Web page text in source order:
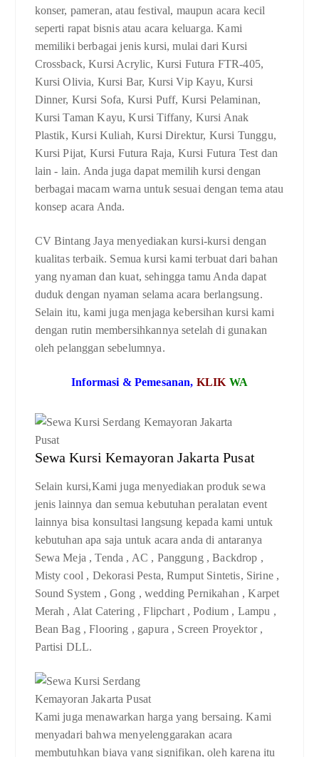
konser, pameran, atau festival, maupun acara kecil
seperti rapat bisnis atau acara keluarga. Kami
memiliki berbagai jenis kursi, mulai dari Kursi
Crossback, Kursi Acrylic, Kursi Futura FTR-405,
Kursi Olivia, Kursi Bar, Kursi Vip Kayu, Kursi
Dinner, Kursi Sofa, Kursi Puff, Kursi Pelaminan,
Kursi Taman Kayu, Kursi Tiffany, Kursi Anak
Plastik, Kursi Kuliah, Kursi Direktur, Kursi Tunggu,
Kursi Pijat, Kursi Futura Raja, Kursi Futura Test dan
lain - lain. Anda juga dapat memilih kursi dengan
berbagai macam warna untuk sesuai dengan tema atau
konsep acara Anda.
CV Bintang Jaya menyediakan kursi-kursi dengan
kualitas terbaik. Semua kursi kami terbuat dari bahan
yang nyaman dan kuat, sehingga tamu Anda dapat
duduk dengan nyaman selama acara berlangsung.
Selain itu, kami juga menjaga kebersihan kursi kami
dengan rutin membersihkannya setelah di gunakan
oleh pelanggan sebelumnya.
Informasi & Pemesanan, KLIK WA
Sewa Kursi Kemayoran Jakarta Pusat
Selain kursi,Kami juga menyediakan produk sewa
jenis lainnya dan semua kebutuhan peralatan event
lainnya bisa konsultasi langsung kepada kami untuk
kebutuhan apa saja untuk acara anda di antaranya
Sewa Meja , Tenda , AC , Panggung , Backdrop ,
Misty cool , Dekorasi Pesta, Rumput Sintetis, Sirine ,
Sound System , Gong , wedding Pernikahan , Karpet
Merah , Alat Catering , Flipchart , Podium , Lampu ,
Bean Bag , Flooring , gapura , Screen Proyektor ,
Partisi DLL.
Kami juga menawarkan harga yang bersaing. Kami
menyadari bahwa menyelenggarakan acara
membutuhkan biaya yang signifikan, oleh karena itu